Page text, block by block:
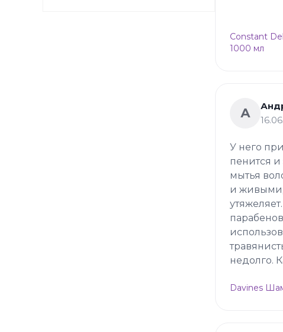
Constant
1000 мл
А
У него
пенится и
мытья
и
недолго.
Davines